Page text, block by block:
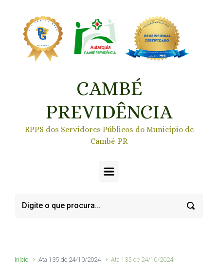
CAMBÉ
PREVIDÊNCIA
RPPS dos Servidores Públicos do Município de
Cambé-PR
Início Ata 135 de 24/10/2024 Ata 135 de 24/10/2024